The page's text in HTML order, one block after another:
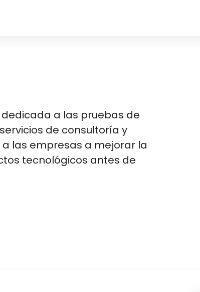
dedicada a las pruebas de
de consultoría y
las empresas a mejorar la
tecnológicos antes de